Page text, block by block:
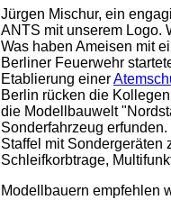
Jürgen Mischur, ein
ANTS mit unserem Logo.
Was haben Ameisen mit
Berliner Feuerwehr
Etablierung einer
Berlin rücken die
die Modellbauwelt
Sonderfahrzeug
Staffel mit Sondergeräten
Schleifkorbtrage,
Modellbauern empfehlen